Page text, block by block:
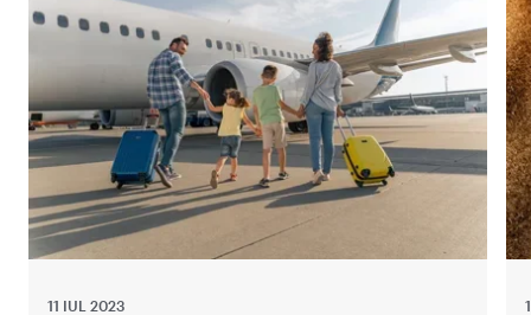
11 IUL 2023